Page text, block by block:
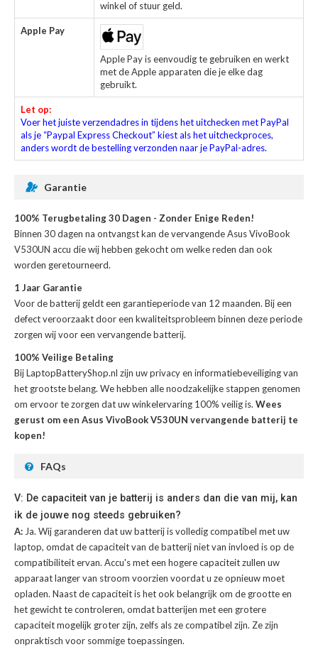
winkel of stuur geld.
Apple Pay
Apple Pay is eenvoudig te gebruiken en werkt
met de Apple apparaten die je elke dag
gebruikt.
Let op:
Voer het juiste verzendadres in tijdens het uitchecken met PayPal
als je “Paypal Express Checkout” kiest als het uitcheckproces,
anders wordt de bestelling verzonden naar je PayPal-adres.
Garantie
100% Terugbetaling 30 Dagen - Zonder Enige Reden!
Binnen 30 dagen na ontvangst kan devervangende Asus VivoBook
V530UN accu die wij hebben gekocht om welke reden dan ook
worden geretourneerd.
1 Jaar Garantie
Voor debatterij geldt een garantieperiode van 12 maanden. Bij een
defect veroorzaakt door een kwaliteitsprobleem binnen deze periode
zorgen wij voor een vervangende batterij.
100% Veilige Betaling
Bij LaptopBatteryShop.nl zijn uw privacy en informatiebeveiliging van
het grootste belang. We hebben alle noodzakelijke stappen genomen
om ervoor te zorgen dat uw winkelervaring 100% veilig is. Wees
gerust om een Asus VivoBook V530UN vervangende batterij te
kopen!
FAQs
V: De capaciteit van je batterij is anders dan die van mij, kan
ik de jouwe nog steeds gebruiken?
A: Ja. Wij garanderen dat uw batterij is volledig compatibel met uw
laptop, omdat de capaciteit van de batterij niet van invloed is op de
compatibiliteit ervan. Accu's met een hogere capaciteit zullen uw
apparaat langer van stroom voorzien voordat u ze opnieuw moet
opladen. Naast de capaciteit is het ook belangrijk om de grootte en
het gewicht te controleren, omdat batterijen met een grotere
capaciteit mogelijk groter zijn, zelfs als ze compatibel zijn. Ze zijn
onpraktisch voor sommige toepassingen.